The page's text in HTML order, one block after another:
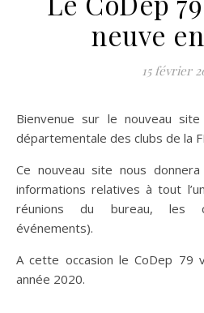
neuve
15 février
Bienvenue sur le nouveau
départementale des clubs de la
Ce nouveau site nous
informations relatives à tout
réunions du bureau, les
événements).
A cette occasion le CoDep 79
année 2020.